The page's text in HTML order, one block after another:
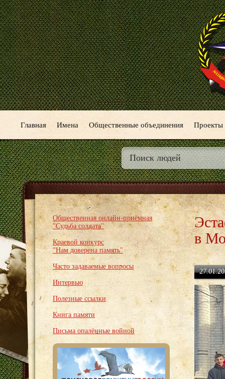
Главная Имена Общественные объединения Проекты
Общественная онлайн-приёмная
"Судьба солдата"
Краевой конкурс
"Нам доверена память"
Часто задаваемые вопросы
Интервью
Полезные ссылки
Книга памяти
Письма опалённые войной
в